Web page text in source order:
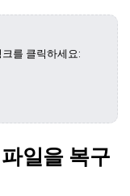
를 클릭하세요:
일을 복구